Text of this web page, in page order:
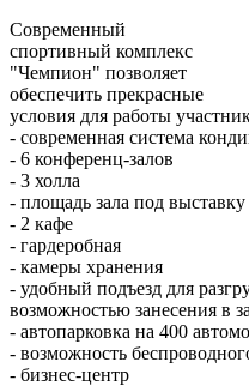
Современный
спортивный комплекс
"Чемпион" позволяет
обеспечить прекрасные
условия для работы
- современная система
- 6 конференц-залов
- 3 холла
- площадь зала под
- 2 кафе
- гардеробная
- камеры хранения
- удобный подъезд для
возможностью занесения в
- автопарковка на 400
- возможность
- бизнес-центр